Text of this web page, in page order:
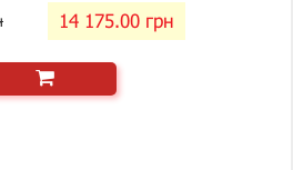
14 175.00 грн